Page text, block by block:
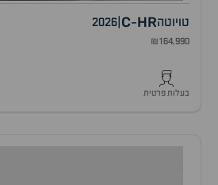
טויוטה C-HR
2026
₪164,990
בעלות פרטית